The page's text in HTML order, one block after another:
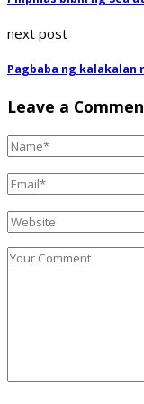
next post
Pagbaba ng kalakalan
Leave a